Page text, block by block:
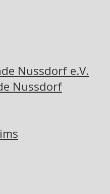
Nussdorf e.V.
Nussdorf